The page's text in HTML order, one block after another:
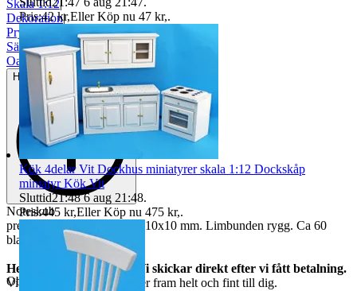
Skala 1:12|
Dekoration|
Prylpaket
Sängar|
Oanvänt
Helt ny och aldrig använd
Noteskub
precis som riktigt men bara 10x10 mm. Limbunden rygg. Ca 60
blad tunt papper.
Helt nya och oanvända. Vi skickar direkt efter vi fått betalning.
Vi garanterar att allt kommer fram helt och fint till dig.
Objektnr
731 207 197
Pris:42 kr,Eller Köp nu 47 kr,.
Kök 4delar Vit Dockhus miniatyrer skala 1:12 Dockskåp
miniatyr Kök Vit
Sluttid21:48 6 aug 21:48.
Pris:445 kr,Eller Köp nu 475 kr,.